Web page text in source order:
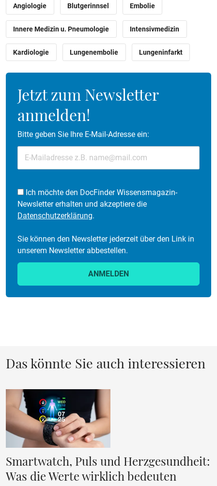
Angiologie Blutgerinnsel Embolie
Innere Medizin u. Pneumologie Intensivmedizin
Kardiologie Lungenembolie Lungeninfarkt
Jetzt zum Newsletter
anmelden!
Bitte geben Sie Ihre E-Mail-Adresse ein:
Ich möchte den DocFinder Wissensmagazin-
Newsletter erhalten und akzeptiere die
Datenschutzerklärung.
Sie können den Newsletter jederzeit über den Link in
unserem Newsletter abbestellen.
ANMELDEN
Das könnte Sie auch interessieren
Smartwatch, Puls und Herzgesundheit:
Was die Werte wirklich bedeuten